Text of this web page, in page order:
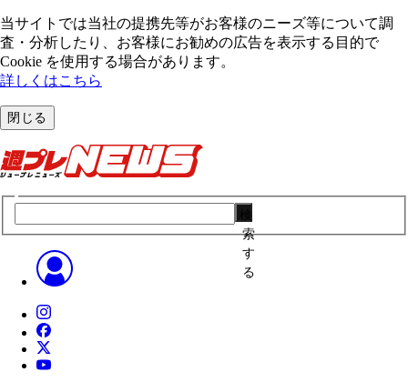
当サイトでは当社の提携先等がお客様のニーズ等について調
査・分析したり、お客様にお勧めの広告を表⽰する⽬的で
Cookie を使⽤する場合があります。
詳しくはこちら
閉じる
索
す
る